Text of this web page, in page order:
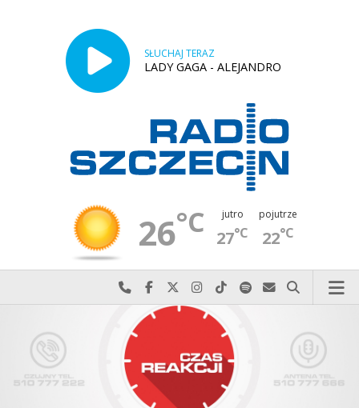
SŁUCHAJ TERAZ
LADY GAGA - ALEJANDRO
26°C jutro
27°C
pojutrze
22°C
Najlepiej po prostu do nas zadzwoń
Odwiedź nas na Facebook-u
Odwiedź nas na X
Odwiedź nas na Instagram-ie
Odwiedź nas na TikTok-u
Szukaj nas na Spotify
Wyślij do nas
Szukaj